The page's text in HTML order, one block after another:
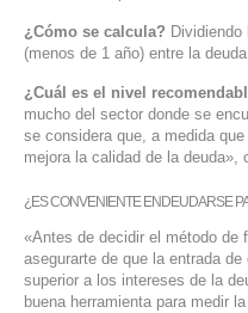
¿Cómo se calcula?
(menos de 1 año) entre la
¿Cuál es el nivel
mucho del sector donde se
se considera que, a medida
mejora la calidad de la deuda»,
¿ES CONVENIENTE ENDEUDARSE
«Antes de decidir el método de
asegurarte de que la entrada
superior a los intereses de la
buena herramienta para medir